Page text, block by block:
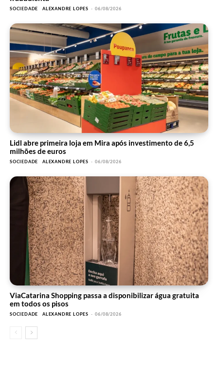
SOCIEDADE ALEXANDRE LOPES - 06/08/2026
Lidl abre primeira loja em Mira após investimento de 6,5
milhões de euros
SOCIEDADE ALEXANDRE LOPES - 06/08/2026
ViaCatarina Shopping passa a disponibilizar água gratuita
em todos os pisos
SOCIEDADE ALEXANDRE LOPES - 06/08/2026